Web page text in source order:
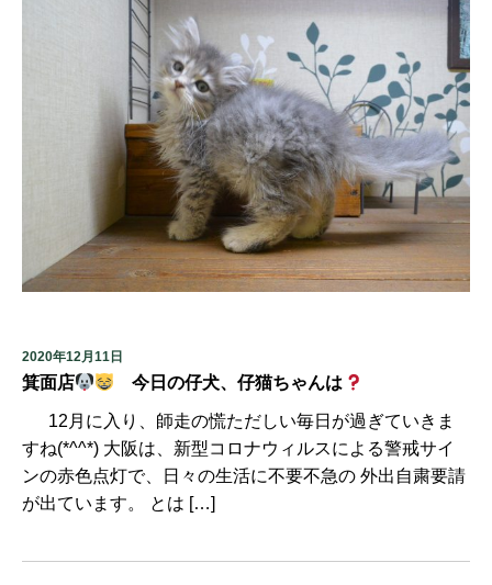
2020年12月11日
箕面店 今日の仔犬、仔猫ちゃんは
12月に入り、師走の慌ただしい毎日が過ぎていきま
すね(*^^*) 大阪は、新型コロナウィルスによる警戒サイ
ンの赤色点灯で、日々の生活に不要不急の 外出自粛要請
が出ています。 とは […]